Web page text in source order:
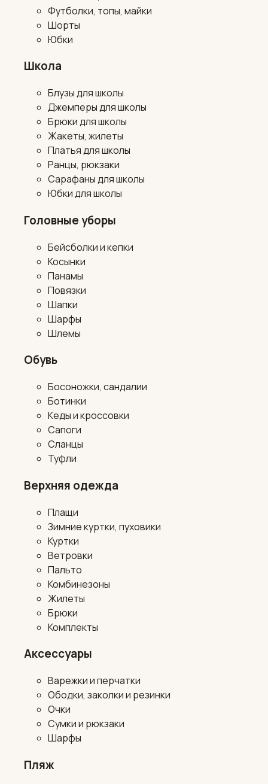
Футболки, топы, майки
Шорты
Юбки
Школа
Блузы для школы
Джемперы для школы
Брюки для школы
Жакеты, жилеты
Платья для школы
Ранцы, рюкзаки
Сарафаны для школы
Юбки для школы
Головные уборы
Бейсболки и кепки
Косынки
Панамы
Повязки
Шапки
Шарфы
Шлемы
Обувь
Босоножки, сандалии
Ботинки
Кеды и кроссовки
Сапоги
Сланцы
Туфли
Верхняя одежда
Плащи
Зимние куртки, пуховики
Куртки
Ветровки
Пальто
Комбинезоны
Жилеты
Брюки
Комплекты
Аксессуары
Варежки и перчатки
Ободки, заколки и резинки
Очки
Сумки и рюкзаки
Шарфы
Пляж